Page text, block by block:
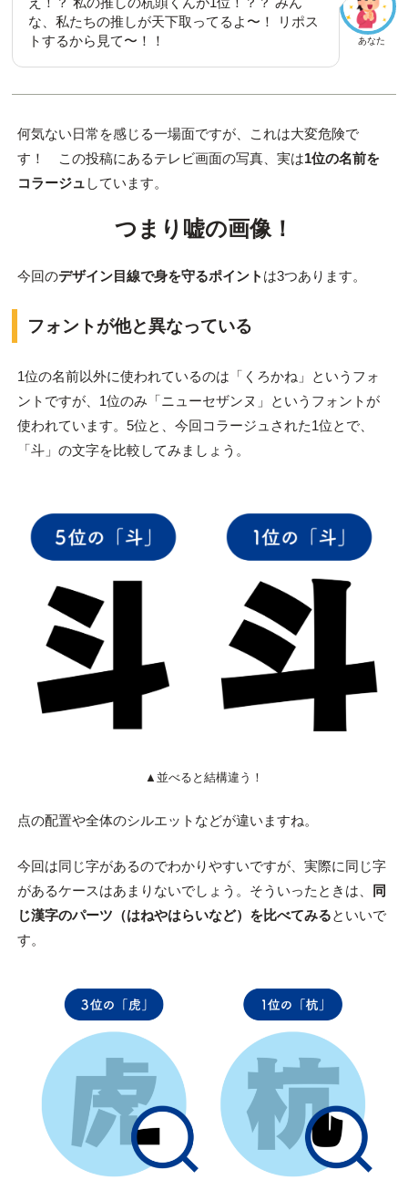
あなた
な、私たちの推しが天下取ってるよ〜！ リポス
トするから見て〜！！
何気ない日常を感じる一場面ですが、これは大変危険で
す！ この投稿にあるテレビ画面の写真、実は1位の名前を
コラージュ しています。
つまり嘘の画像！
今回のデザイン目線で身を守るポイント は3つあります。
フォントが他と異なっている
1位の名前以外に使われているのは「くろかね」というフォ
ントですが、1位のみ「ニューセザンヌ」というフォントが
使われています。5位と、今回コラージュされた1位とで、
「斗」の文字を比較してみましょう。
▲並べると結構違う！
点の配置や全体のシルエットなどが違いますね。
今回は同じ字があるのでわかりやすいですが、実際に同じ字
があるケースはあまりないでしょう。そういったときは、
同
じ漢字のパーツ（はねやはらいなど）を比べてみるといいで
す。